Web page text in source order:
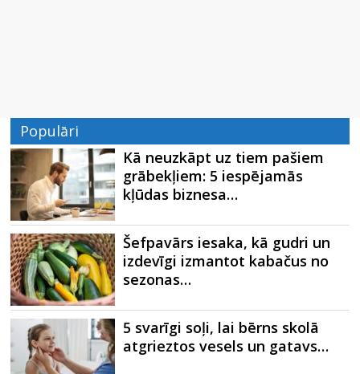
Populāri
Kā neuzkāpt uz tiem pašiem
grābekļiem: 5 iespējamās
kļūdas biznesa…
Šefpavārs iesaka, kā gudri un
izdevīgi izmantot kabačus no
sezonas…
5 svarīgi soļi, lai bērns skolā
atgrieztos vesels un gatavs…